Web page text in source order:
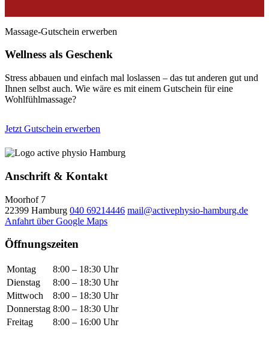
Massage-Gutschein erwerben
Wellness als Geschenk
Stress abbauen und einfach mal loslassen – das tut anderen gut und
Ihnen selbst auch. Wie wäre es mit einem Gutschein für eine
Wohlfühlmassage?
Jetzt Gutschein erwerben
Anschrift & Kontakt
Moorhof 7
22399 Hamburg 040 69214446 mail@activephysio-hamburg.de
Anfahrt über Google Maps
Öffnungszeiten
Montag
8:00 – 18:30 Uhr
Dienstag
8:00 – 18:30 Uhr
Mittwoch
8:00 – 18:30 Uhr
Donnerstag 8:00 – 18:30 Uhr
Freitag
8:00 – 16:00 Uhr